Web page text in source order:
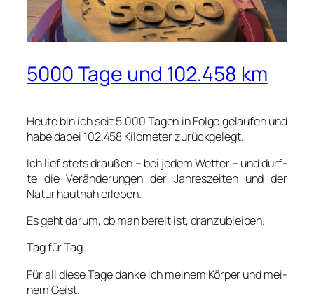
5000 Tage und 102.458 km
Heu­te bin ich seit 5.000 Tagen in Fol­ge gelau­fen und
habe dabei 102.458 Kilo­me­ter zurück­ge­legt.
Ich lief stets drau­ßen – bei jedem Wet­ter – und durf­
te die Ver­än­de­run­gen der Jah­res­zei­ten und der
Natur haut­nah erle­ben.
Es geht dar­um, ob man bereit ist, dran­zu­blei­ben.
Tag für Tag.
Für all die­se Tage dan­ke ich mei­nem Kör­per und mei­
nem Geist.